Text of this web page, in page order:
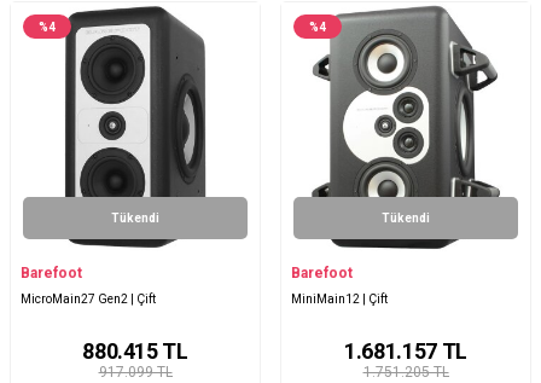
%4
Tükendi
Barefoot
MicroMain27 Gen2 | Çift
917.099 TL
880.415TL
%4
Tükendi
Barefoot
MiniMain12 | Çift
1.751.205 TL
1.681.157TL